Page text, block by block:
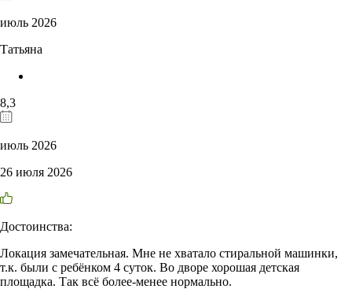
июль 2026
Татьяна
8,3
июль 2026
26 июля 2026
Достоинства:
Локация замечательная. Мне не хватало стиральной машинки,
т.к. были с ребёнком 4 суток. Во дворе хорошая детская
площадка. Так всё более-менее нормально.